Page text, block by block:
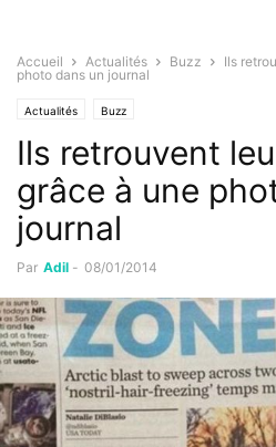
Accueil Actualités Buzz
Ils
photo dans un journal
Actualités Buzz
Ils retrouvent
grâce à une
journal
Par Adil - 08/01/2014